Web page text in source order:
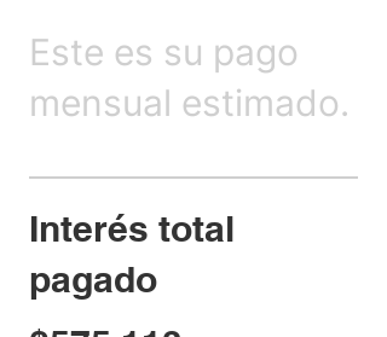
Este es su pago
mensual estimado.
Interés total
pagado